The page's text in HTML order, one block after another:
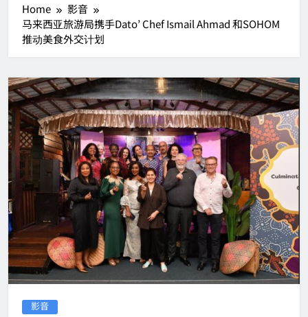
Home
影音
马来西亚旅游局携手Dato’ Chef Ismail Ahmad 和SOHOM
推动美食外交计划
影音